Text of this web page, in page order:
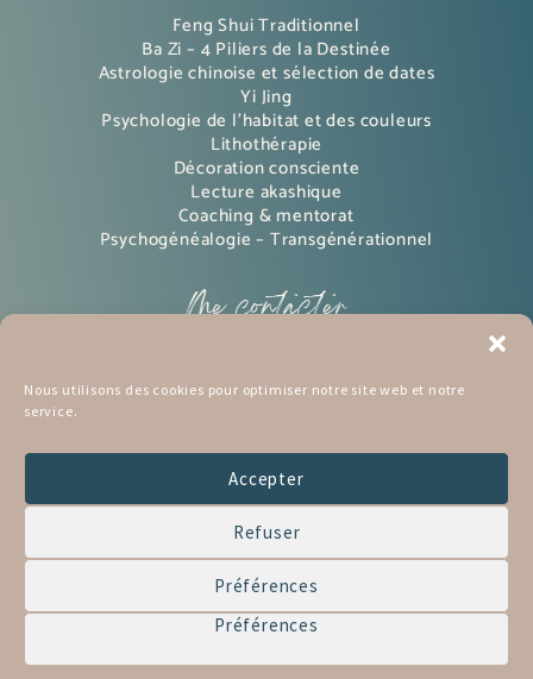
Nous utilisons des cookies pour optimiser notre site web et notre
service.
Accepter
Refuser
Préférences
Préférences
Feng Shui Traditionnel
Ba Zi – 4 Piliers de la Destinée
Astrologie chinoise et sélection de dates
Yi Jing
Psychologie de l’habitat et des couleurs
Lithothérapie
Décoration consciente
Lecture akashique
Coaching & mentorat
Psychogénéalogie – Transgénérationnel
Me contacter
Mon BLOG
mon Podcast